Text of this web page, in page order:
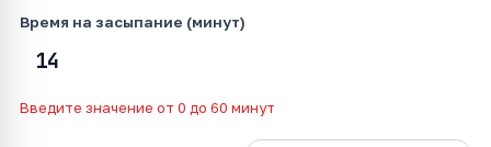
Время на засыпание (минут)
Введите значение от 0 до 60 минут